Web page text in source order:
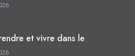
et vivre dans le